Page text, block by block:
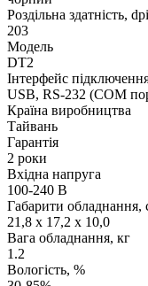
Роздільна здатність, dpi
203
Модель
DT2
Інтерфейс
USB, RS-232 (COM
Країна виробництва
Тайвань
Гарантія
2 роки
Вхідна напруга
100-240 В
Габарити обладнання,
21,8 x 17,2 x 10,0
Вага обладнання, кг
1.2
Вологість, %